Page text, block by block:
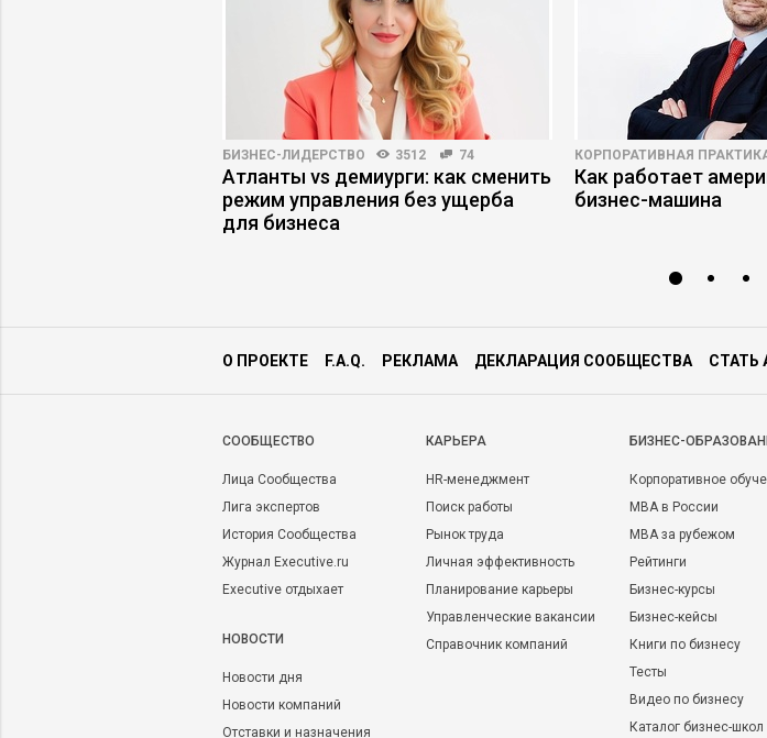
БИЗНЕС-ЛИДЕРСТВО 3512 74
Атланты vs демиурги: как сменить
режим управления без ущерба
для бизнеса
КОРПОРАТИВНАЯ
Как работает
бизнес-машина
О ПРОЕКТЕ F.A.Q. РЕКЛАМА ДЕКЛАРАЦИЯ СООБЩЕСТВА СТАТЬ
CООБЩЕСТВО
Лица Сообщества
Лига экспертов
История Сообщества
Журнал Executive.ru
Executive отдыхает
НОВОСТИ
Новости дня
Новости компаний
Отставки и назначения
КАРЬЕРА
HR-менеджмент
Поиск работы
Рынок труда
Личная эффективность
Планирование карьеры
Управленческие вакансии
Справочник компаний
БИЗНЕС-
Корпоративное
MBA в России
MBA за рубежом
Рейтинги
Бизнес-курсы
Бизнес-кейсы
Книги по бизнесу
Тесты
Видео по бизнесу
Каталог бизнес-школ